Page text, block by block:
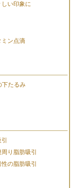
い印象に
ミン点滴
下たるみ
り脂肪吸引
性の脂肪吸引